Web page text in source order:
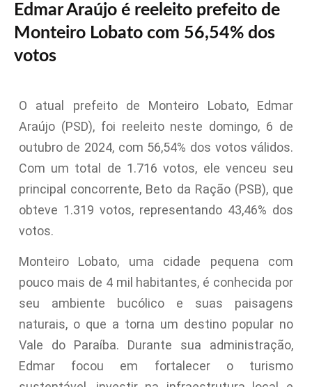
Edmar Araújo é reeleito prefeito de
Monteiro Lobato com 56,54% dos
votos
O atual prefeito de Monteiro Lobato, Edmar
Araújo (PSD), foi reeleito neste domingo, 6 de
outubro de 2024, com 56,54% dos votos válidos.
Com um total de 1.716 votos, ele venceu seu
principal concorrente, Beto da Ração (PSB), que
obteve 1.319 votos, representando 43,46% dos
votos.
Monteiro Lobato, uma cidade pequena com
pouco mais de 4 mil habitantes, é conhecida por
seu ambiente bucólico e suas paisagens
naturais, o que a torna um destino popular no
Vale do Paraíba. Durante sua administração,
Edmar focou em fortalecer o turismo